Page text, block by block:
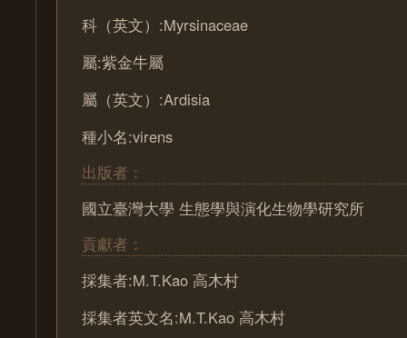
科（英文）:Myrsinaceae
屬:紫金牛屬
屬（英文）:Ardisia
種小名:virens
出版者：
國立臺灣大學 生態學與演化生物學研究所
貢獻者：
採集者:M.T.Kao 高木村
採集者英文名:M.T.Kao 高木村